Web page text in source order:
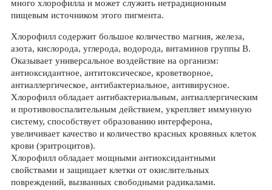
много хлорофилла и может служить нетрадиционным
пищевым источником этого пигмента.
Хлорофилл содержит большое количество магния, железа,
азота, кислорода, углерода, водорода, витаминов группы В.
Оказывает универсальное воздействие на организм:
антиоксидантное, антитоксическое, кроветворное,
антиаллергическое, антибактериальное, антивирусное.
Хлорофилл обладает антибактериальным, антиаллергическим
и противовоспалительным действием, укрепляет иммунную
систему, способствует образованию интерферона,
увеличивает качество и количество красных кровяных клеток
крови (эритроцитов).
Хлорофилл обладает мощными антиоксидантными
свойствами и защищает клетки от окислительных
повреждений, вызванных свободными радикалами.